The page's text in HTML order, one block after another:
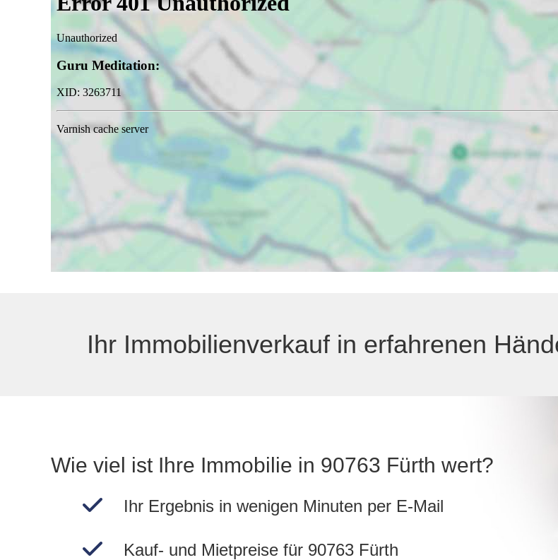
Ihr Immobilienverkauf in erfahrenen
Wie viel ist Ihre Immobilie in 90763 Fürth wert?
Ihr Ergebnis in wenigen Minuten per E-Mail
Kauf- und Mietpreise für 90763 Fürth